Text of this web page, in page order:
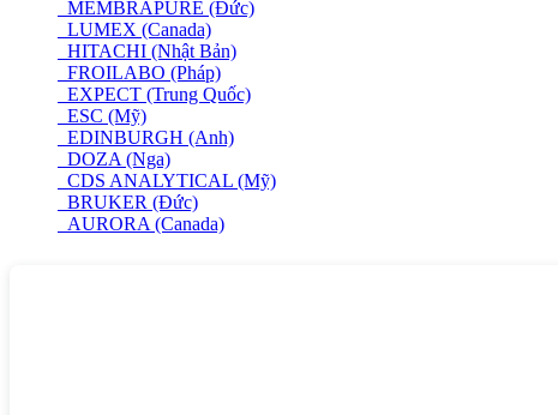
MEMBRAPURE (Đức)
LUMEX (Canada)
HITACHI (Nhật Bản)
FROILABO (Pháp)
EXPECT (Trung Quốc)
ESC (Mỹ)
EDINBURGH (Anh)
DOZA (Nga)
CDS ANALYTICAL (Mỹ)
BRUKER (Đức)
AURORA (Canada)